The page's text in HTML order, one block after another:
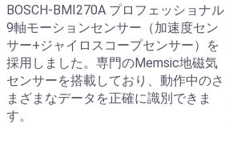
BOSCH-BMI270A プロフェッショナル
9軸モーションセンサー（加速度セン
サー+ジャイロスコープセンサー）を
採用しました。専門のMemsic地磁気
センサーを搭載しており、動作中のさ
まざまなデータを正確に識別できま
す。